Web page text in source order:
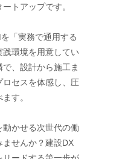
トアップです。
「実務で通用する
環境を用意してい
、設計から施工ま
ロセスを体感し、圧
す。
かせる次世代の働
ませんか？建設DX